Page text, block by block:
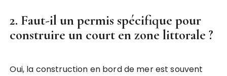
2. Faut-il un permis spécifique pour
construire un court en zone littorale ?
Oui, la construction en bord de mer est souvent